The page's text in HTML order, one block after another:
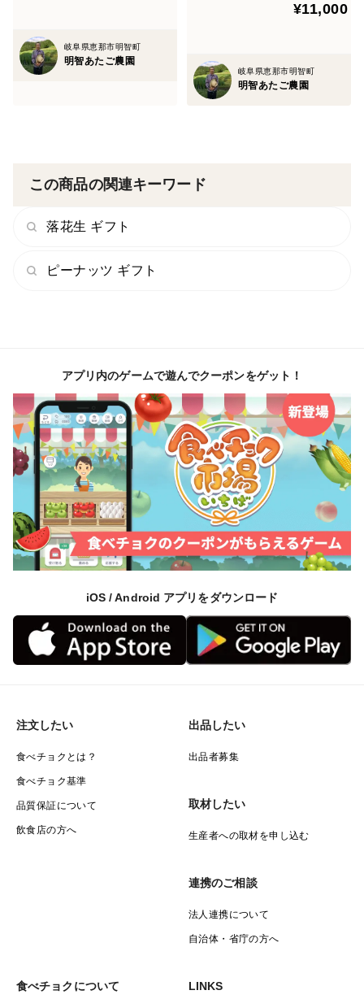
★★★落花生を一つずつ手作業で選別★★★
落花生を一つずつ手で振り、感触と音を確認すること
さい。
加熱時間はお手持ちの機器や季節、量によって調整して
ください。
加熱後は完全に冷めるまで放置し、カリッと食感をお楽
しみください。
●オーブン ←イチオシ ：170℃で予熱
「殻つき落花生」重ならない量を天板に並べ、25分程焼
く。
焼ムラを防ぐため、どちらも途中で1～2回ほどかき混ぜ
ると良い。
「殻むき落花生」重ならない量をトレーに並べ、18分程
焼ムラを防ぐため、途中でかき混ぜると良い。
●電子レンジ ←お手軽 ： 参考:クックパッドレシピ
ID:19987832
再び平らにセットし、500wで更に3分加熱する。
●フライパン ←調整中 ：
岐阜県恵那市明智町
明智あたご農園
¥11,000
岐阜県恵那市明智町
明智あたご農園
この商品の関連キーワード
落花生 ギフト
ピーナッツ ギフト
アプリ内のゲームで遊んでクーポンをゲット！
iOS / Android アプリをダウンロード
注文したい
食べチョクとは？
食べチョク基準
品質保証について
飲食店の方へ
出品したい
出品者募集
取材したい
生産者への取材を申し込む
連携のご相談
法人連携について
自治体・省庁の方へ
食べチョクについて LINKS